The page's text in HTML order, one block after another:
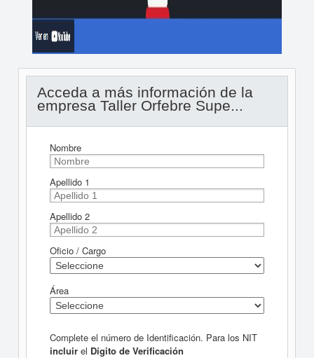
Acceda a más información de la
empresa Taller Orfebre Supe...
Nombre
Apellido 1
Apellido 2
Oficio / Cargo
Área
Complete el número de Identificación. Para los NIT
incluirel Dígito de Verificación